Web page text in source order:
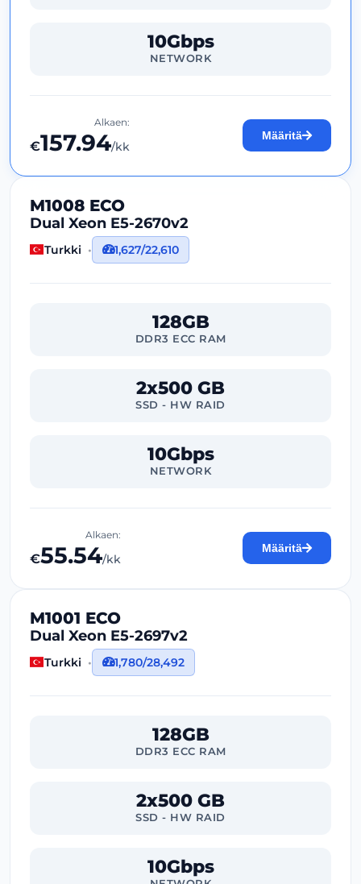
10Gbps
NETWORK
Alkaen:
€157.94/kk
Määritä
M1008 ECO
Dual Xeon E5-2670v2
Turkki 1,627/22,610
128GB
DDR3 ECC RAM
2x500 GB
SSD - HW RAID
10Gbps
NETWORK
Alkaen:
€55.54/kk
Määritä
M1001 ECO
Dual Xeon E5-2697v2
Turkki 1,780/28,492
128GB
DDR3 ECC RAM
2x500 GB
SSD - HW RAID
10Gbps